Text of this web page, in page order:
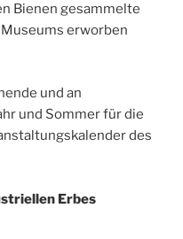
Bienen gesammelte
erworben
und an
und Sommer für die
des
Erbes